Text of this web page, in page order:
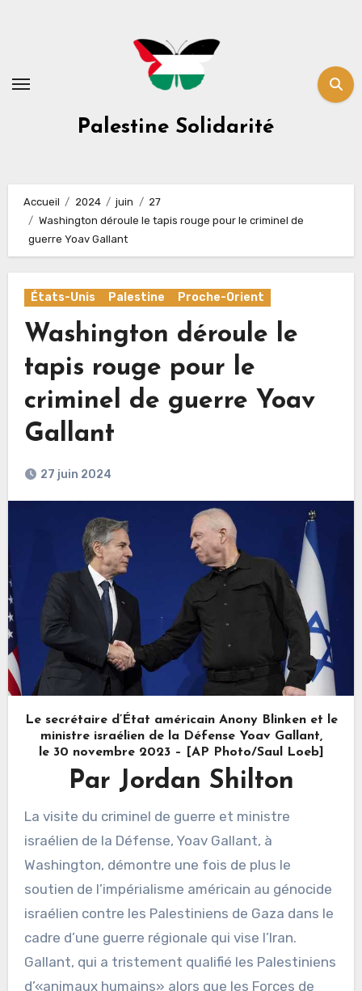
Palestine Solidarité
Accueil 2024 juin
27
Washington déroule le tapis rouge pour le criminel de
guerre Yoav Gallant
États-Unis Palestine Proche-Orient
Washington déroule le
tapis rouge pour le
criminel de guerre Yoav
Gallant
27 juin 2024
Le secrétaire d’État américain Anony Blinken et le
ministre israélien de la Défense Yoav Gallant,
le 30 novembre 2023 – [AP Photo/Saul Loeb]
Par Jordan Shilton
La visite du criminel de guerre et ministre
israélien de la Défense, Yoav Gallant, à
Washington, démontre une fois de plus le
soutien de l’impérialisme américain au génocide
israélien contre les Palestiniens de Gaza dans le
cadre d’une guerre régionale qui vise l’Iran.
Gallant, qui a tristement qualifié les Palestiniens
d’«animaux humains» alors que les Forces de